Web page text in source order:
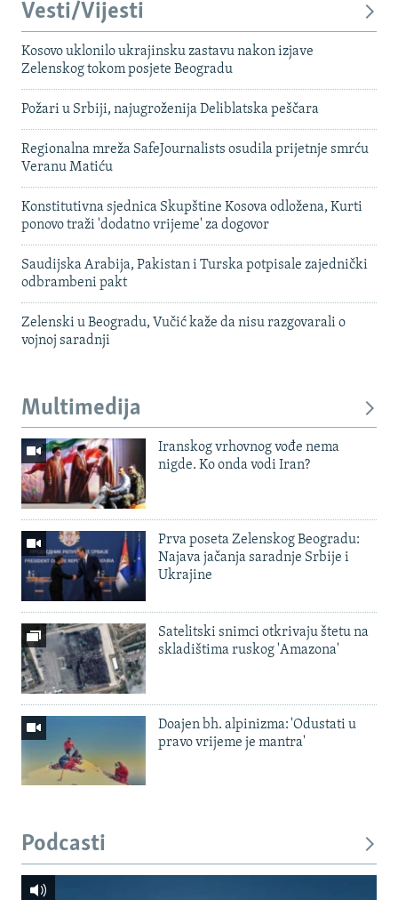
Vesti/Vijesti
Kosovo uklonilo ukrajinsku zastavu nakon izjave
Zelenskog tokom posjete Beogradu
Požari u Srbiji, najugroženija Deliblatska peščara
Regionalna mreža SafeJournalists osudila prijetnje smrću
Veranu Matiću
Konstitutivna sjednica Skupštine Kosova odložena, Kurti
ponovo traži 'dodatno vrijeme' za dogovor
Saudijska Arabija, Pakistan i Turska potpisale zajednički
odbrambeni pakt
Zelenski u Beogradu, Vučić kaže da nisu razgovarali o
vojnoj saradnji
Multimedija
Iranskog vrhovnog vođe nema
nigde. Ko onda vodi Iran?
Prva poseta Zelenskog Beogradu:
Najava jačanja saradnje Srbije i
Ukrajine
Satelitski snimci otkrivaju štetu na
skladištima ruskog 'Amazona'
Doajen bh. alpinizma: 'Odustati u
pravo vrijeme je mantra'
Podcasti